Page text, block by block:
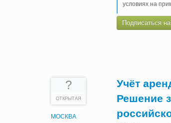
условиях на
Подписаться
?
ОТКРЫТАЯ
МОСКВА
Учёт
Решение